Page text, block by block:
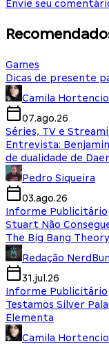
Envie seu
Games
Dicas de presente
Camila Hortencio
07.ago.26
Séries, TV e
Entrevista:
de dualidade de
Pedro Siqueira
03.ago.26
Informe Publicitário
Stuart Não
The Big Bang
Redação
31.jul.26
Informe Publicitário
Testamos Silver
Elementa
Camila Hortencio